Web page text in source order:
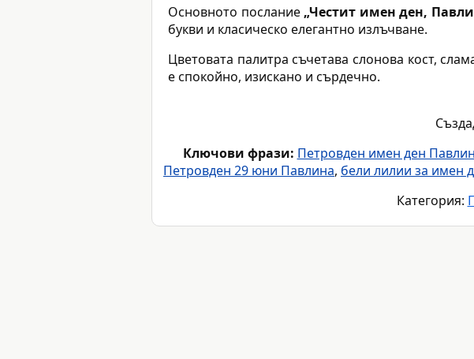
Основното послание „Честит имен ден,
букви и класическо елегантно излъчване.
Цветовата палитра съчетава слонова кост,
е спокойно, изискано и сърдечно.
Ключови фрази: Петровден имен ден
Петровден 29 юни Павлина, бели лилии за имен
Категория: